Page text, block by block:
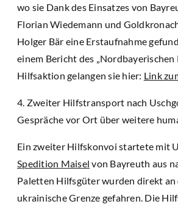
wo sie Dank des Einsatzes von
Florian Wiedemann und
Holger Bär eine Erstaufnahme
einem Bericht des „Nordbayerischen
Hilfsaktion gelangen sie hier: Link
4. Zweiter Hilfstransport nach
Gespräche vor Ort über weitere
Ein zweiter Hilfskonvoi startete mit
Spedition Maisel von Bayreuth aus
Paletten Hilfsgüter wurden direkt an
ukrainische Grenze gefahren. Die